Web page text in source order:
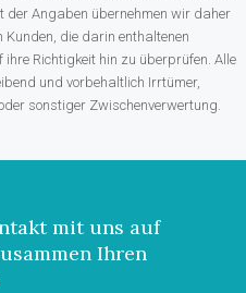
der Angaben übernehmen wir daher
Kunden, die darin enthaltenen
Richtigkeit hin zu überprüfen. Alle
und vorbehaltlich Irrtümer,
sonstiger Zwischenverwertung.
mit uns auf
Ihren